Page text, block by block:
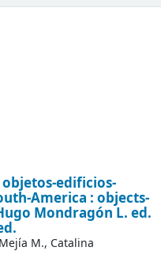
edificios-
America : objects-
Mondragón L. ed.
M., Catalina